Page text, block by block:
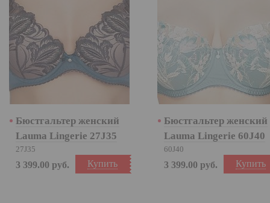
Бюстгальтер женский
Lauma Lingerie 27J35
27J35
Купить
3 399.00 руб.
Бюстгальтер женский
Lauma Lingerie 60J40
60J40
Купить
3 399.00 руб.